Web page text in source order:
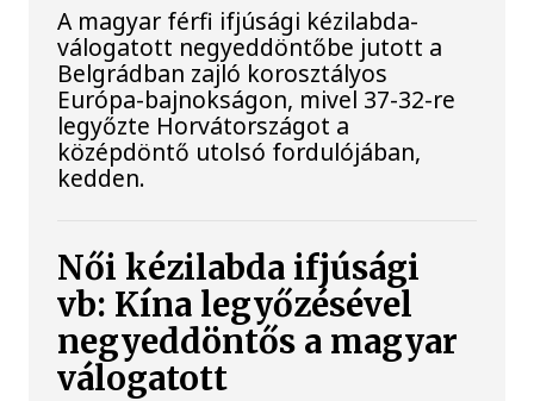
A magyar férfi ifjúsági kézilabda-
válogatott negyeddöntőbe jutott a
Belgrádban zajló korosztályos
Európa-bajnokságon, mivel 37-32-re
legyőzte Horvátországot a
középdöntő utolsó fordulójában,
kedden.
Női kézilabda ifjúsági
vb: Kína legyőzésével
negyeddöntős a magyar
válogatott